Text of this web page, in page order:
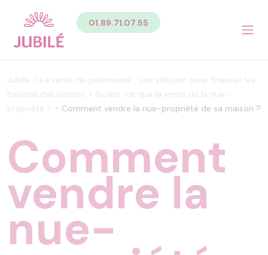
Contenu
Pied de page
Menu principal Pied de page
Menu secondaire Pied de page
01.89.71.07.55
Jubilé
La vente du patrimoine : Une solution pour financer les
besoins des seniors
Qu’est-ce que la vente de la nue-
propriété ?
Comment vendre la nue-propriété de sa maison ?
Comment
vendre la
nue-